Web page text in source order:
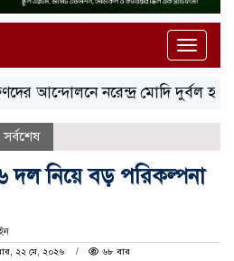
Toggle
নরেন্দ্র মোদি দুর্বল হয়েছেন:
সর্বশেষ
দল নিয়ে বড় পরিকল্পনা
২২ মে, ২০২৬
৬৮ বার